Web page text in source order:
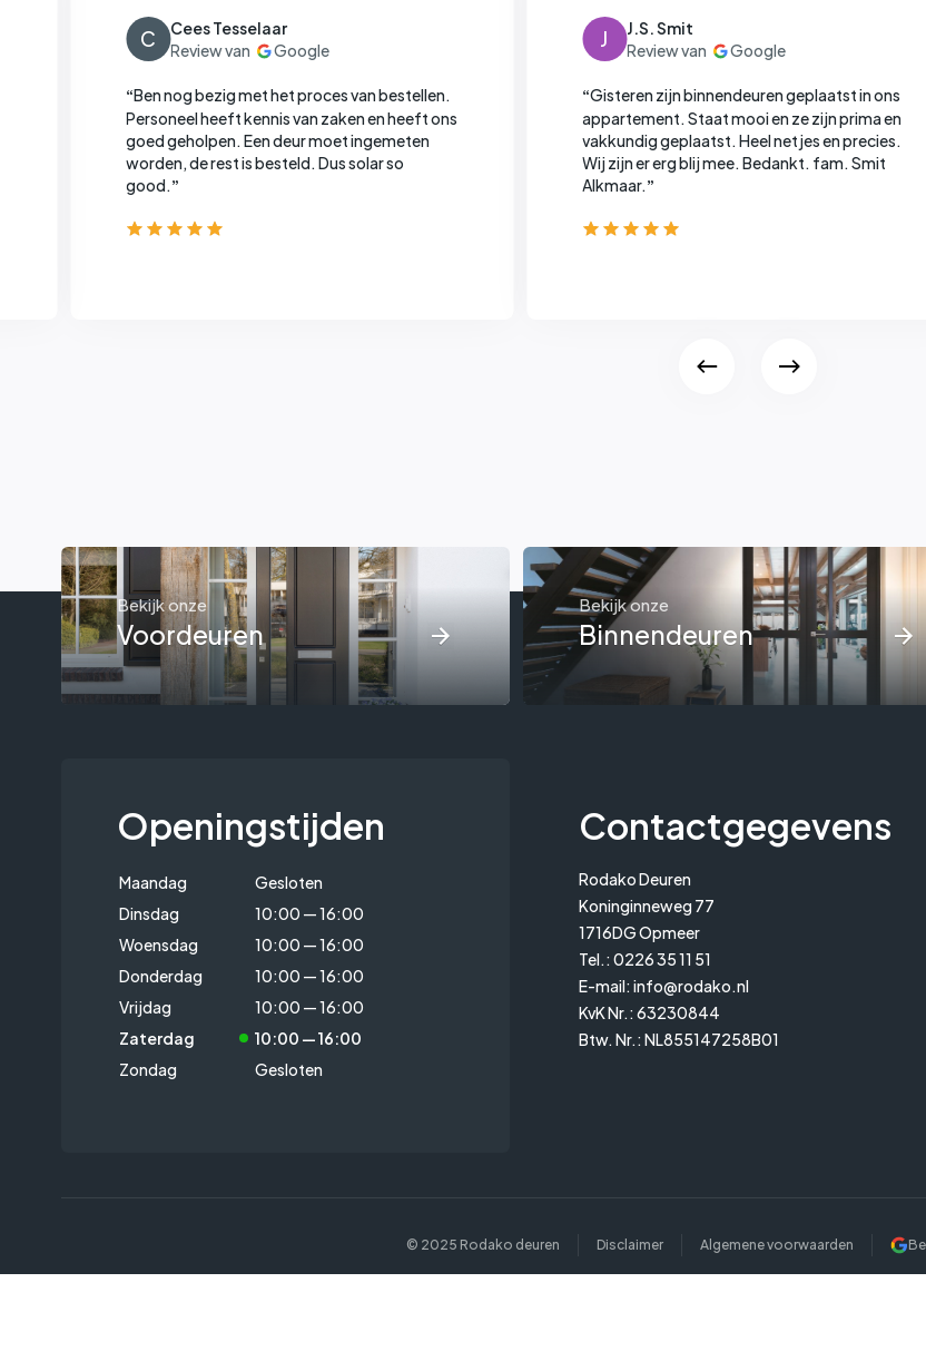
Cees Tesselaar
C
“Ben nog bezig met het proces van bestellen.
Personeel heeft kennis van zaken en heeft ons
goed geholpen. Een deur moet ingemeten
worden, de rest is besteld. Dus solar so
good.”
J.S. Smit
J
“Gisteren zijn binnendeuren geplaatst in ons
appartement. Staat mooi en ze zijn prima en
vakkundig geplaatst. Heel netjes en precies.
Wij zijn er erg blij mee. Bedankt. fam. Smit
Alkmaar.”
Bekijk onze
Voordeuren
Bekijk onze
Binnendeuren
Openingstijden
Maandag
Gesloten
Dinsdag
10:00 — 16:00
Woensdag
10:00 — 16:00
Donderdag
10:00 — 16:00
Vrijdag
10:00 — 16:00
Zaterdag
10:00 — 16:00
Zondag
Gesloten
Contactgegevens
Rodako Deuren
Koninginneweg 77
1716DG Opmeer
Tel.:0226 35 11 51
E-mail:info@rodako.nl
KvK Nr.: 63230844
Btw. Nr.: NL855147258B01
© 2025 Rodako deuren Disclaimer Algemene voorwaarden